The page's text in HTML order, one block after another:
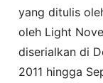
yang ditulis
oleh Light
diserialkan di
2011 hingga